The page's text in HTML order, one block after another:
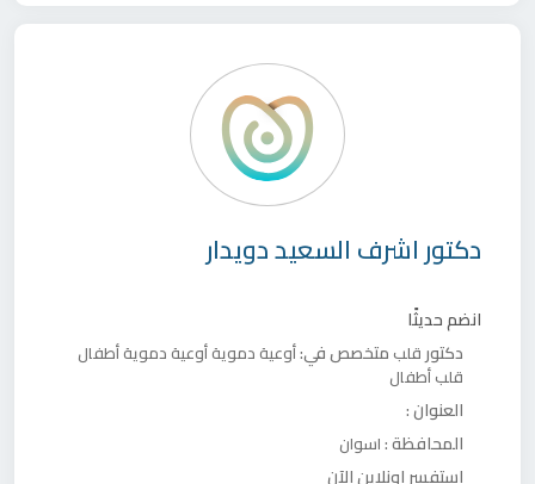
دكتوراشرف السعيد دويدار
انضم حديثًا
دكتور قلب متخصص في:أوعية دمويةأوعية دموية أطفال
قلب أطفال
العنوان :
المحافظة :اسوان
استفسر اونلاين الآن